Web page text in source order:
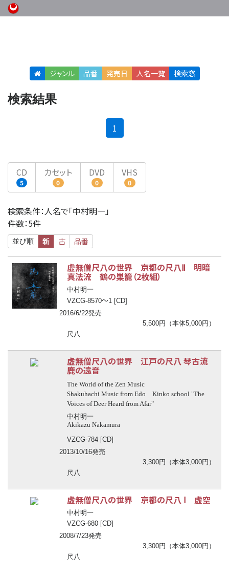
ジャンル 品番 発売日 人名一覧 検索窓
検索結果
1
CD
5
カセット
0
DVD
0
VHS
0
検索条件：人名で「中村明一」
件数：5件
並び順 新 古 品番
虚無僧尺八の世界 京都の尺八Ⅱ 明暗
真法流 鶴の巣籠（2枚組）
中村明一
VZCG-8570〜1 [CD]
2016/6/22発売
5,500円（本体5,000円）
尺八
虚無僧尺八の世界 江戸の尺八 琴古流
鹿の遠音
The World of the Zen Music
Shakuhachi Music from Edo Kinko school "The
Voices of Deer Heard from Afar"
中村明一
Akikazu Nakamura
VZCG-784 [CD]
2013/10/16発売
3,300円（本体3,000円）
尺八
虚無僧尺八の世界 京都の尺八 Ⅰ 虚空
中村明一
VZCG-680 [CD]
2008/7/23発売
3,300円（本体3,000円）
尺八